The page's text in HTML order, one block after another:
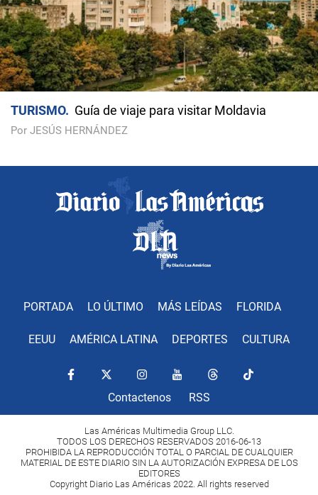
TURISMO Guía de viaje para visitar Moldavia
Por JESÚS HERNÁNDEZ
PORTADA LO ÚLTIMO MÁS LEÍDAS FLORIDA
EEUU AMÉRICA LATINA DEPORTES CULTURA
Contactenos RSS
Las Américas Multimedia Group LLC.
TODOS LOS DERECHOS RESERVADOS 2016-06-13
PROHIBIDA LA REPRODUCCIÓN TOTAL O PARCIAL DE CUALQUIER
MATERIAL DE ESTE DIARIO SIN LA AUTORIZACIÓN EXPRESA DE LOS
EDITORES
Copyright Diario Las Américas 2022. All rights reserved